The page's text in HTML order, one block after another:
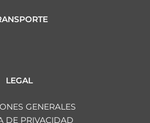
LEGAL
GENERALES
DE PRIVACIDAD